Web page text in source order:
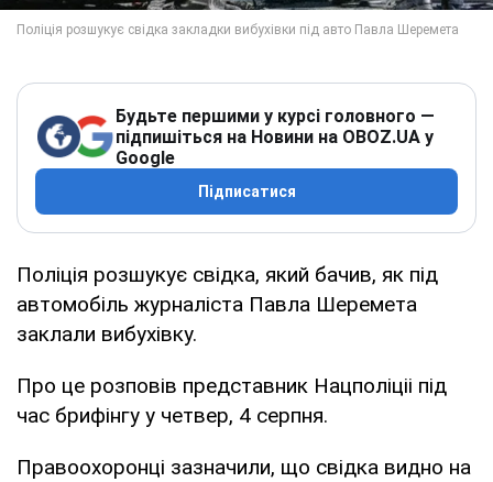
Будьте першими у курсі головного —
підпишіться на Новини на OBOZ.UA у
Google
Підписатися
Поліція розшукує свідка, який бачив, як під
автомобіль журналіста Павла Шеремета
заклали вибухівку.
Про це розповів представник Нацполіціі під
час брифінгу у четвер, 4 серпня.
Правоохоронці зазначили, що свідка видно на